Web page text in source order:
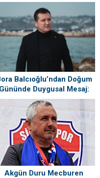
Balcıoğlu’ndan Doğum
Gününde Duygusal Mesaj:
Çok Özlüyorum”
Akgün Duru Mecburen